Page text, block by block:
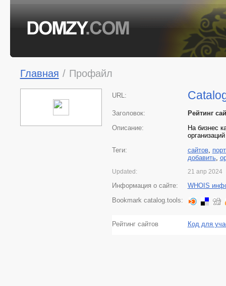
Главная / Профайл
URL:
Заголовок:
Рейтинг
Описание:
На бизнес
Теги:
сайтов,
добавить,
Updated: 21 апр 2024
Информация о сайте:
WHOIS
Bookmark catalog.tools:
Рейтинг сайтов Код для